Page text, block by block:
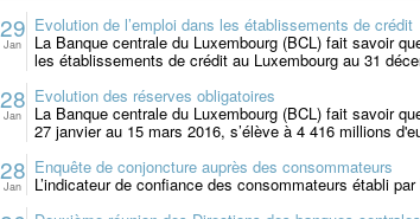
29
Jan
Evolution de l’emploi dans les établissements de crédit
La Banque centrale du Luxembourg (BCL) fait savoir
les établissements de crédit au Luxembourg au 31
28
Jan
Evolution des réserves obligatoires
La Banque centrale du Luxembourg (BCL) fait savoir
27 janvier au 15 mars 2016, s’élève à 4 416 millions
28
Jan
Enquête de conjoncture auprès des consommateurs
L’indicateur de confiance des consommateurs établi